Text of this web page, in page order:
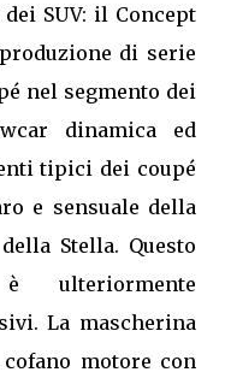
SUV: il Concept
di serie
nel segmento dei
dinamica ed
tipici dei coupé
e sensuale della
Stella. Questo
ulteriormente
La mascherina
motore con